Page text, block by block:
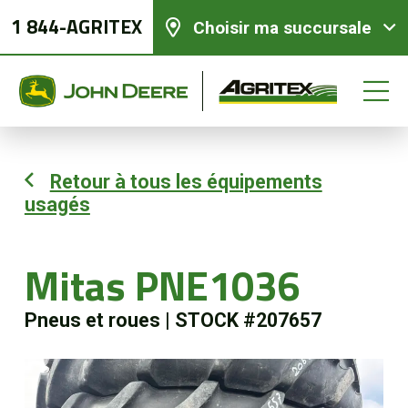
1 844-AGRITEX Choisir ma succursale
Retour à tous les équipements
usagés
Mitas PNE1036
Pneus et roues STOCK #207657
Équipements neufs
Équipements usagés
Pièces et services
Agriculture de précision